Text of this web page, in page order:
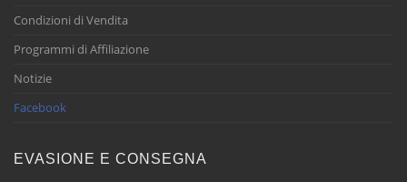
Condizioni di Vendita
Programmi di Affiliazione
Notizie
Facebook
EVASIONE E CONSEGNA